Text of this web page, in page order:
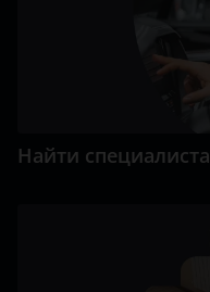
Найти специалиста